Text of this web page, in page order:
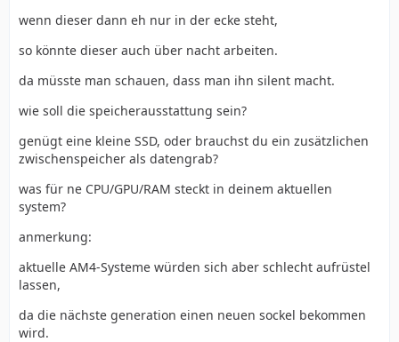
wenn dieser dann eh nur in der ecke steht,
so könnte dieser auch über nacht arbeiten.
da müsste man schauen, dass man ihn silent macht.
wie soll die speicherausstattung sein?
genügt eine kleine SSD, oder brauchst du ein zusätzlichen
zwischenspeicher als datengrab?
was für ne CPU/GPU/RAM steckt in deinem aktuellen
system?
anmerkung:
aktuelle AM4-Systeme würden sich aber schlecht aufrüstel
lassen,
da die nächste generation einen neuen sockel bekommen
wird.